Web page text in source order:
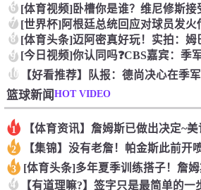
6
7
8
9
10
篮球新闻HOT VIDEO
1
2
3
4